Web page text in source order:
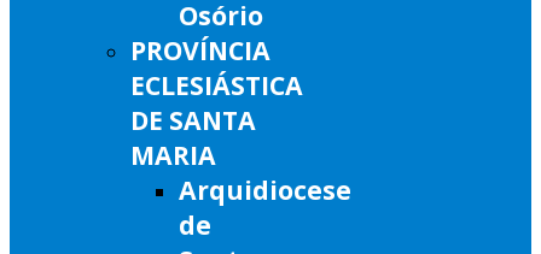
Osório
PROVÍNCIA
ECLESIÁSTICA
DE SANTA
MARIA
Arquidiocese
de